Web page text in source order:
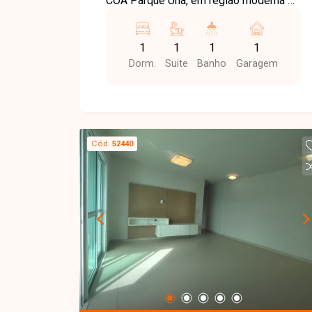
visita e venha conhecer todos os
detalhes deste imóvel.
comércios, serviços e opções de lazer,
proporcionando praticidade e qualidade
de vida. O imóvel possui
banheiro, cozinha funcional, lavanderia e
área de serviço. Conta ainda com 1
vaga de garagem, oferecendo mais
comodidade no dia a dia. O condomínio
possui estrutura moderna e área de
lazer completa, ideal para quem busca
conforto, segurança e bem-estar. Entre
em contato com a equipe da Delta
Imóveis e agende sua visita para
conhecer essa oportunidade.
1
Dorm.
1
Suite
1
Banho
1
Garagem
Cód. 52440